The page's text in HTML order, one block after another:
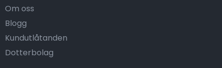
Om oss
Blogg
Kundutlåtanden
Dotterbolag